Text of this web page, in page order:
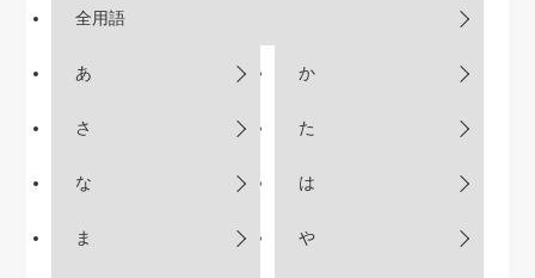
全用語
あ か
さ た
な は
ま や